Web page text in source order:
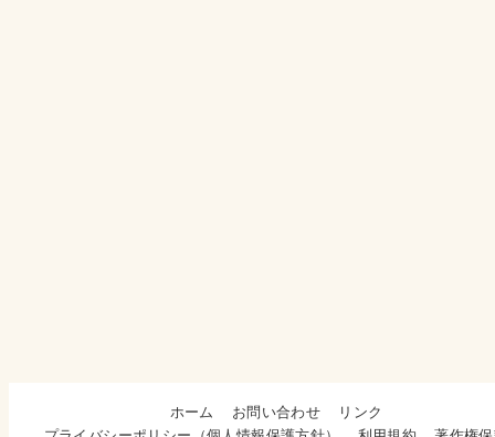
ホーム お問い合わせ
リンク